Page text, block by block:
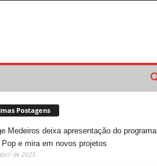
Postagens
Medeiros deixa apresentação do programa
Pop e mira em novos projetos
de 2025